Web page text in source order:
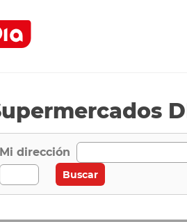
Mi dirección